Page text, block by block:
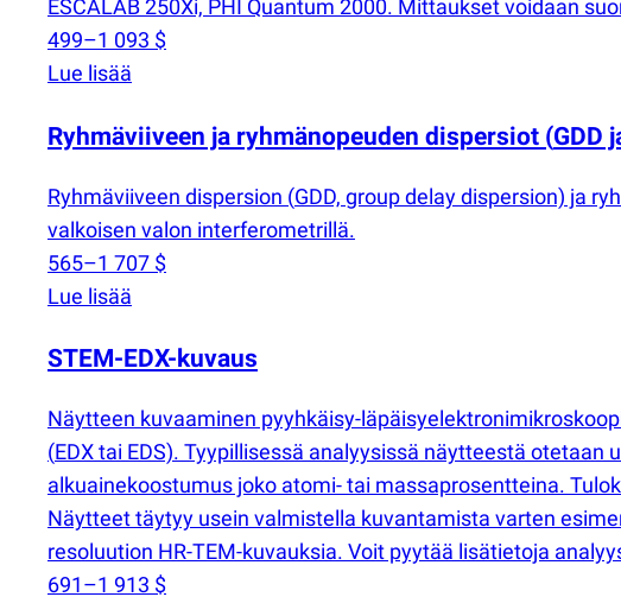
ESCALAB 250Xi, PHI Quantum 2000. Mittaukset voidaan
499–1 093 $
Lue lisää
Ryhmäviiveen ja ryhmänopeuden dispersiot (GDD
Ryhmäviiveen dispersion (GDD, group delay dispersion) ja
valkoisen valon interferometrillä.
565–1 707 $
Lue lisää
STEM-EDX-kuvaus
Näytteen kuvaaminen pyyhkäisy-
(EDX tai EDS). Tyypillisessä analyysissä näytteestä
alkuainekoostumus joko atomi- tai massaprosentteina.
Näytteet täytyy usein valmistella kuvantamista varten
resoluution HR-TEM-kuvauksia. Voit pyytää lisätietoja
691–1 913 $